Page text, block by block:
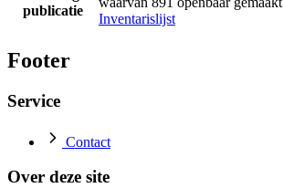
publicatie
Inventarislijst
Footer
Service
Contact
Over deze site